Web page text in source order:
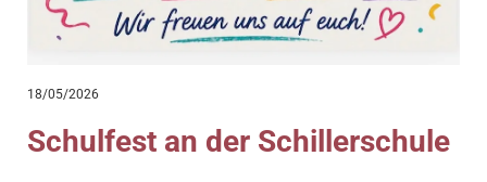
18/05/2026
Schulfest an der Schillerschule